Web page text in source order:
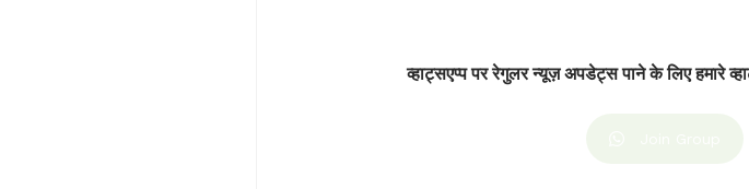
व्हाट्सएप्प पर रेगुलर न्यूज़ अपडेट्स पाने के लिए हमारे